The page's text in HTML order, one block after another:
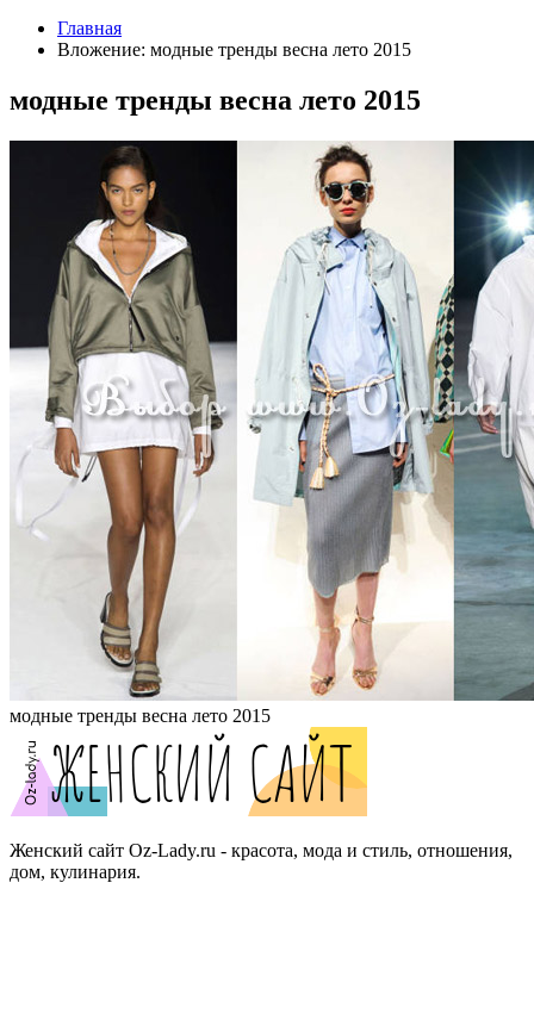
Главная
Вложение: модные тренды весна лето 2015
модные тренды весна лето 2015
модные тренды весна лето 2015
Женский сайт Oz-Lady.ru - красота, мода и стиль, отношения,
дом, кулинария.